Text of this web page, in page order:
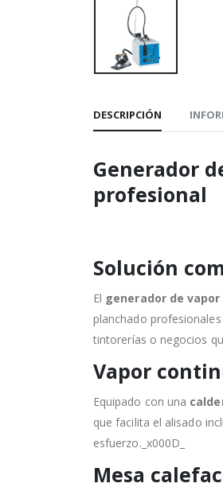
DESCRIPCIÓN
Generador
profesional
Solución
El generador de
planchado
tintorerías o negocios
Vapor
Equipado con una
que facilita el alisado
esfuerzo._x000D_
Mesa